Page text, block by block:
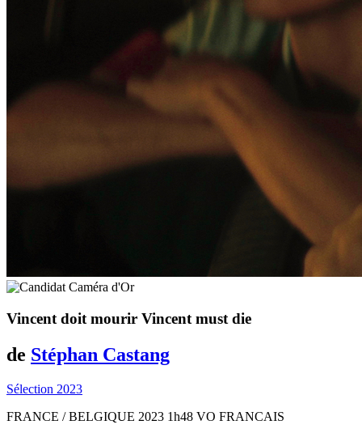
Vincent doit mourir Vincent must die
de Stéphan Castang
Sélection 2023
FRANCE / BELGIQUE 2023 1h48 VO FRANCAIS